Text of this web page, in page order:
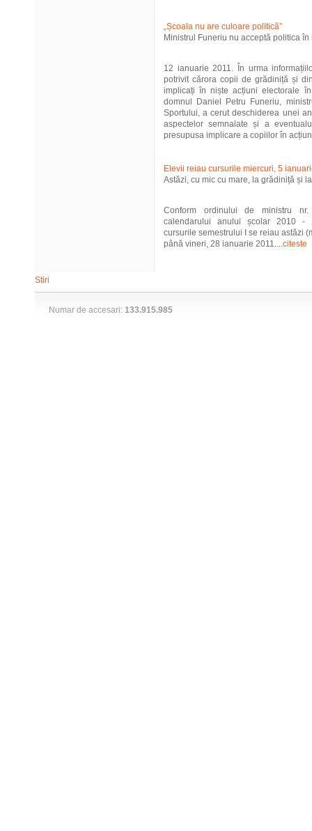
„Școala nu are culoare politică”
Ministrul Funeriu nu acceptă politica în
12 ianuarie 2011. În urma
potrivit cărora copii de grădiniță și
implicați în niște acțiuni electorale
domnul Daniel Petru Funeriu,
Sportului, a cerut deschiderea unei
aspectelor semnalate și a
presupusa implicare a copiilor în
Elevii reiau cursurile miercuri, 5
Astăzi, cu mic cu mare, la grădiniță și
Conform ordinului de ministru nr.
calendarului anului școlar 2010 -
cursurile semestrului I se reiau astăzi
până vineri, 28 ianuarie 2011....citeste
Stiri
Numar de accesari: 133.915.985